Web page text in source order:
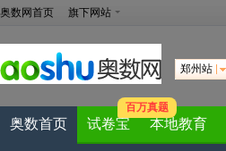
奥数网首页 旗下网站
郑州站
奥数首页 试卷宝
百万真题
本地教育